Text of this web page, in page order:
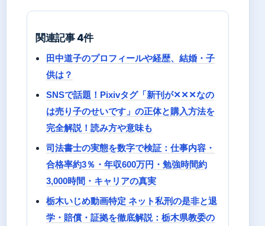
関連記事 4件
田中道子のプロフィールや経歴、結婚・子
供は？
SNSで話題！Pixivタグ「新刊が✕✕✕なの
は売り子のせいです」の正体と購入方法を
完全解説！読み方や意味も
司法書士の実態を数字で検証：仕事内容・
合格率約3％・年収600万円・勉強時間約
3,000時間・キャリアの真実
栃木いじめ動画特定 ネット私刑の是非と退
学・賠償・証拠を徹底解説：栃木県教委の